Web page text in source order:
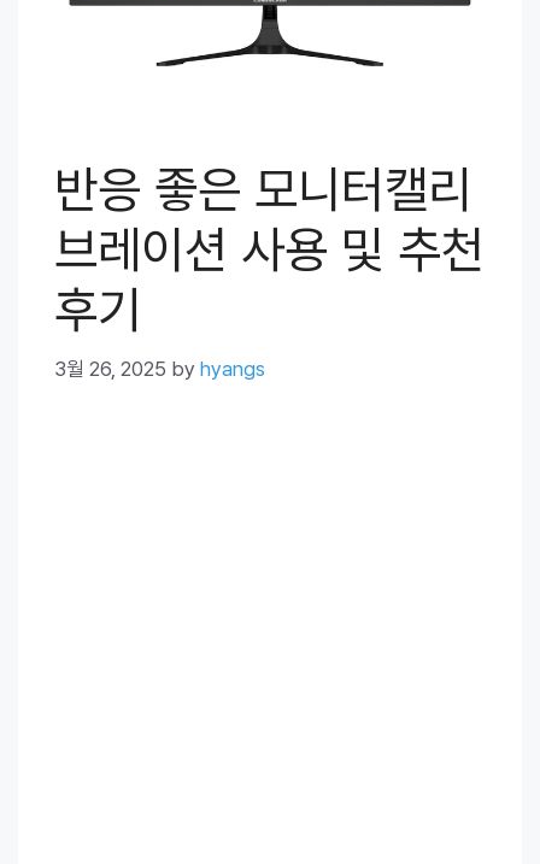
반응 좋은 모니터캘리
브레이션 사용 및 추천
후기
3월 26, 2025 by hyangs